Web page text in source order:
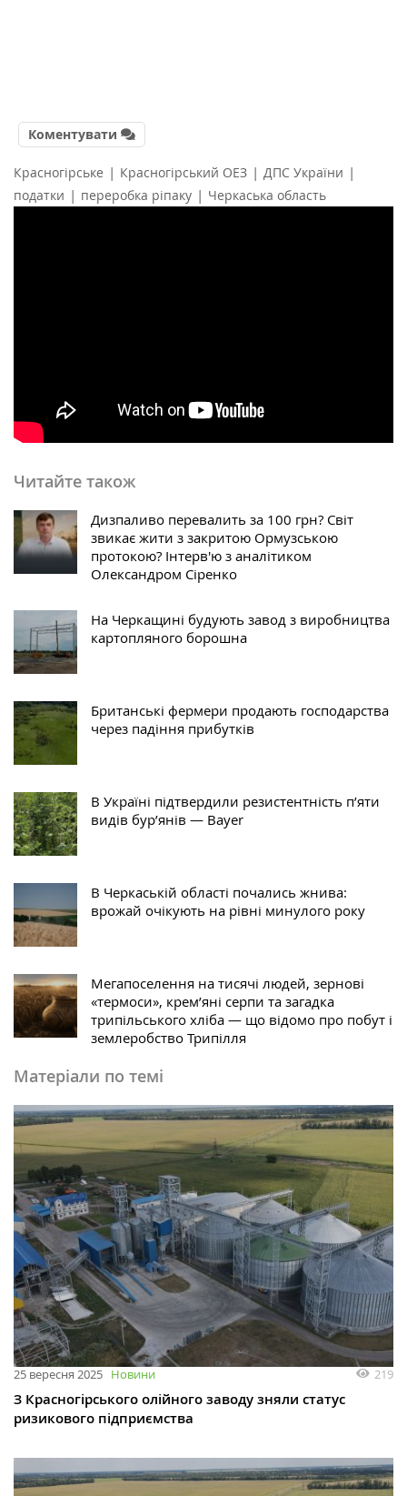
Коментувати
Красногірське | Красногірський ОЕЗ | ДПС України |
податки | переробка ріпаку | Черкаська область
Читайте також
Дизпаливо перевалить за 100 грн? Світ
звикає жити з закритою Ормузською
протокою? Інтерв'ю з аналітиком
Олександром Сіренко
На Черкащині будують завод з виробництва
картопляного борошна
Британські фермери продають господарства
через падіння прибутків
В Україні підтвердили резистентність п’яти
видів бур’янів — Bayer
В Черкаській області почались жнива:
врожай очікують на рівні минулого року
Мегапоселення на тисячі людей, зернові
«термоси», крем’яні серпи та загадка
трипільського хліба — що відомо про побут і
землеробство Трипілля
Матеріали по темі
25 вересня 2025 Новини 219
З Красногірського олійного заводу зняли статус
ризикового підприємства